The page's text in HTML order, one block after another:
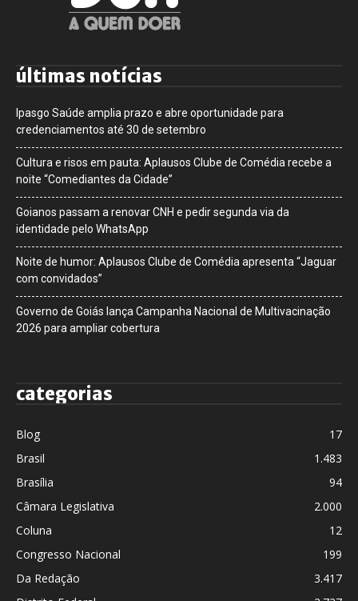
últimas notícias
Ipasgo Saúde amplia prazo e abre oportunidade para
credenciamentos até 30 de setembro
Cultura e risos em pauta: Aplausos Clube de Comédia recebe a
noite “Comediantes da Cidade”
Goianos passam a renovar CNH e pedir segunda via da
identidade pelo WhatsApp
Noite de humor: Aplausos Clube de Comédia apresenta “Jaguar
com convidados”
Governo de Goiás lança Campanha Nacional de Multivacinação
2026 para ampliar cobertura
categorias
Blog
17
Brasil
1.483
Brasília
94
Câmara Legislativa
2.000
Coluna
12
Congresso Nacional
199
Da Redação
3.417